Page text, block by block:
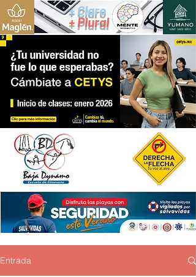
+ Claro
+ Plural
Entrada